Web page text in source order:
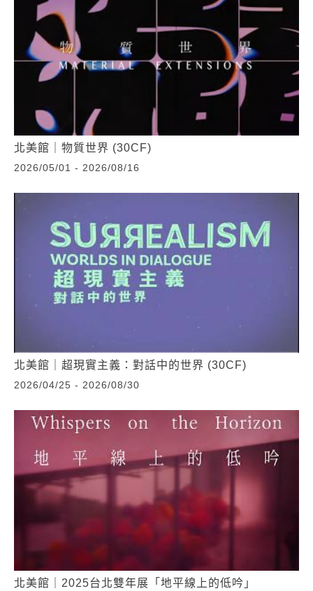
北美館｜物質世界 (30CF)
2026/05/01 - 2026/08/16
北美館｜超現實主義：對話中的世界 (30CF)
2026/04/25 - 2026/08/30
北美館｜2025台北雙年展「地平線上的低吟」